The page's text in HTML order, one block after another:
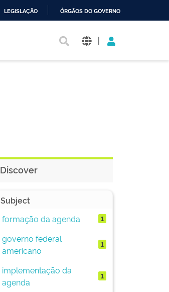
LEGISLAÇÃO ÓRGÃOS DO GOVERNO
|
Discover
Subject
formação da agenda
1
governo federal
americano
1
implementação da
agenda
1